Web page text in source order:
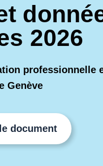
2026
professionnelle
Genève
document